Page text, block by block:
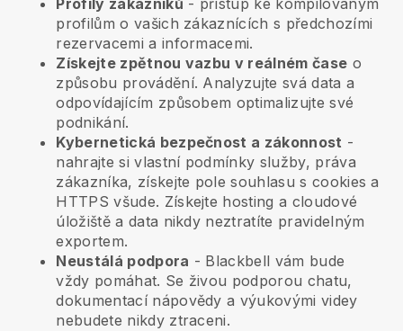
Profily zákazníků - přístup ke kompilovaným
profilům o vašich zákaznících s předchozími
rezervacemi a informacemi.
Získejte zpětnou vazbu v reálném čase o
způsobu provádění. Analyzujte svá data a
odpovídajícím způsobem optimalizujte své
podnikání.
Kybernetická bezpečnost a zákonnost -
nahrajte si vlastní podmínky služby, práva
zákazníka, získejte pole souhlasu s cookies a
HTTPS všude. Získejte hosting a cloudové
úložiště a data nikdy neztratíte pravidelným
exportem.
Neustálá podpora - Blackbell vám bude
vždy pomáhat. Se živou podporou chatu,
dokumentací nápovědy a výukovými videy
nebudete nikdy ztraceni.